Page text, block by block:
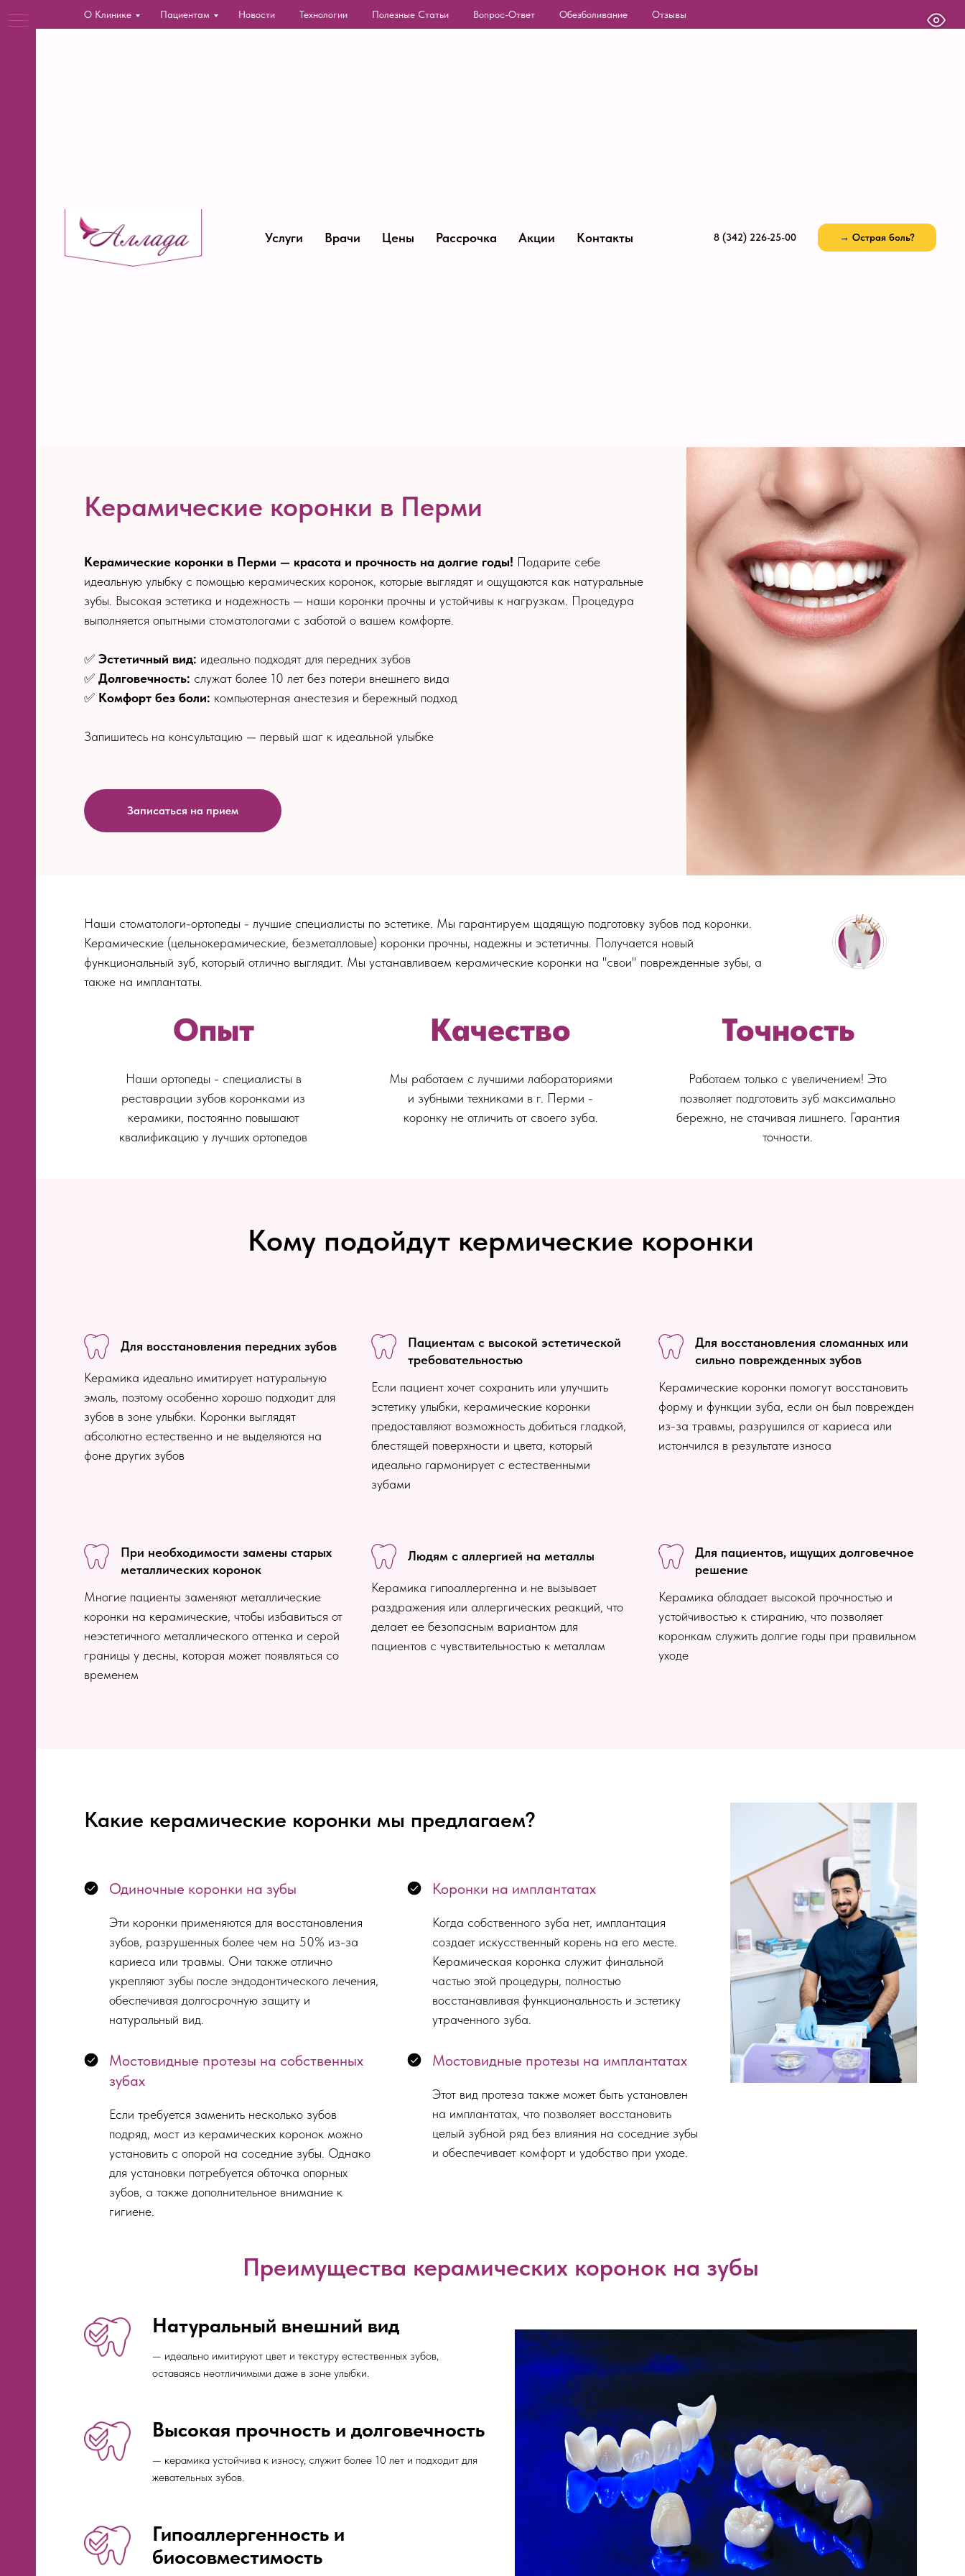
О Клинике Пациентам Новости Технологии Полезные Статьи Вопрос-Ответ Обезболивание Отзывы
Услуги Врачи Цены Рассрочка Акции Контакты 8 (342) 226-25-00 → Острая боль?
Керамические коронки в Перми
Керамические коронки в Перми — красота и прочность на долгие годы! Подарите себе
идеальную улыбку с помощью керамических коронок, которые выглядят и ощущаются как натуральные
зубы. Высокая эстетика и надежность — наши коронки прочны и устойчивы к нагрузкам. Процедура
выполняется опытными стоматологами с заботой о вашем комфорте.
✅ Эстетичный вид: идеально подходят для передних зубов
✅ Долговечность: служат более 10 лет без потери внешнего вида
✅ Комфорт без боли: компьютерная анестезия и бережный подход
Запишитесь на консультацию — первый шаг к идеальной улыбке
Записаться на прием
Наши стоматологи-ортопеды - лучшие специалисты по эстетике. Мы гарантируем щадящую подготовку зубов под коронки.
Керамические (цельнокерамические, безметалловые) коронки прочны, надежны и эстетичны. Получается новый
функциональный зуб, который отлично выглядит. Мы устанавливаем керамические коронки на "свои" поврежденные зубы, а
также на имплантаты.
Опыт
Наши ортопеды - специалисты в
реставрации зубов коронками из
керамики, постоянно повышают
квалификацию у лучших ортопедов
Качество
Мы работаем с лучшими лабораториями
и зубными техниками в г. Перми -
коронку не отличить от своего зуба.
Точность
Работаем только с увеличением! Это
позволяет подготовить зуб максимально
бережно, не стачивая лишнего. Гарантия
точности.
Кому подойдут кермические коронки
Для восстановления передних зубов
Керамика идеально имитирует натуральную
эмаль, поэтому особенно хорошо подходит для
зубов в зоне улыбки. Коронки выглядят
абсолютно естественно и не выделяются на
фоне других зубов
Пациентам с высокой эстетической
требовательностью
Если пациент хочет сохранить или улучшить
эстетику улыбки, керамические коронки
предоставляют возможность добиться гладкой,
блестящей поверхности и цвета, который
идеально гармонирует с естественными
зубами
Для восстановления сломанных или
сильно поврежденных зубов
Керамические коронки помогут восстановить
форму и функции зуба, если он был поврежден
из-за травмы, разрушился от кариеса или
истончился в результате износа
При необходимости замены старых
металлических коронок
Многие пациенты заменяют металлические
коронки на керамические, чтобы избавиться от
неэстетичного металлического оттенка и серой
границы у десны, которая может появляться со
временем
Людям с аллергией на металлы
Керамика гипоаллергенна и не вызывает
раздражения или аллергических реакций, что
делает ее безопасным вариантом для
пациентов с чувствительностью к металлам
Для пациентов, ищущих долговечное
решение
Керамика обладает высокой прочностью и
устойчивостью к стиранию, что позволяет
коронкам служить долгие годы при правильном
уходе
Какие керамические коронки мы предлагаем?
Одиночные коронки на зубы
Эти коронки применяются для восстановления
зубов, разрушенных более чем на 50% из-за
кариеса или травмы. Они также отлично
укрепляют зубы после эндодонтического лечения,
обеспечивая долгосрочную защиту и
натуральный вид.
Коронки на имплантатах
Когда собственного зуба нет, имплантация
создает искусственный корень на его месте.
Керамическая коронка служит финальной
частью этой процедуры, полностью
восстанавливая функциональность и эстетику
утраченного зуба.
Мостовидные протезы на собственных
зубах
Если требуется заменить несколько зубов
подряд, мост из керамических коронок можно
установить с опорой на соседние зубы. Однако
для установки потребуется обточка опорных
зубов, а также дополнительное внимание к
гигиене.
Мостовидные протезы на имплантатах
Этот вид протеза также может быть установлен
на имплантатах, что позволяет восстановить
целый зубной ряд без влияния на соседние зубы
и обеспечивает комфорт и удобство при уходе.
Преимущества керамических коронок на зубы
Натуральный внешний вид
— идеально имитируют цвет и текстуру естественных зубов,
оставаясь неотличимыми даже в зоне улыбки.
Высокая прочность и долговечность
— керамика устойчива к износу, служит более 10 лет и подходит для
жевательных зубов.
Гипоаллергенность и
биосовместимость